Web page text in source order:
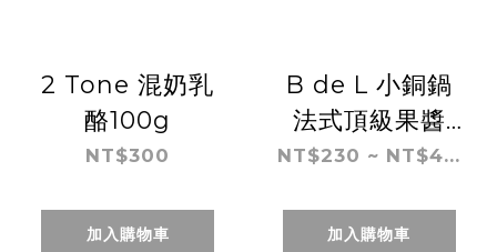
2 Tone 混奶乳
酪100g
NT$300
加入購物車
B de L 小銅鍋
法式頂級果醬
（各式風味）
NT$230 ~ NT$4...
加入購物車